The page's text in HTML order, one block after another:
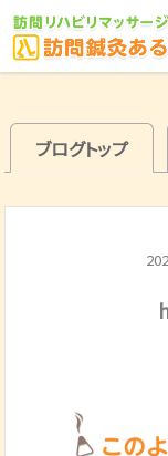
ブログトップ